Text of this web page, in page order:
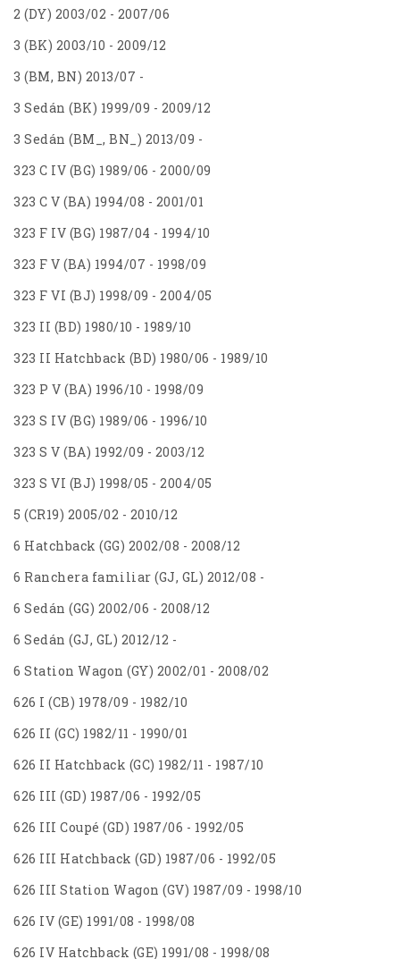
2 (DY) 2003/02 - 2007/06
3 (BK) 2003/10 - 2009/12
3 (BM, BN) 2013/07 -
3 Sedán (BK) 1999/09 - 2009/12
3 Sedán (BM_, BN_) 2013/09 -
323 C IV (BG) 1989/06 - 2000/09
323 C V (BA) 1994/08 - 2001/01
323 F IV (BG) 1987/04 - 1994/10
323 F V (BA) 1994/07 - 1998/09
323 F VI (BJ) 1998/09 - 2004/05
323 II (BD) 1980/10 - 1989/10
323 II Hatchback (BD) 1980/06 - 1989/10
323 P V (BA) 1996/10 - 1998/09
323 S IV (BG) 1989/06 - 1996/10
323 S V (BA) 1992/09 - 2003/12
323 S VI (BJ) 1998/05 - 2004/05
5 (CR19) 2005/02 - 2010/12
6 Hatchback (GG) 2002/08 - 2008/12
6 Ranchera familiar (GJ, GL) 2012/08 -
6 Sedán (GG) 2002/06 - 2008/12
6 Sedán (GJ, GL) 2012/12 -
6 Station Wagon (GY) 2002/01 - 2008/02
626 I (CB) 1978/09 - 1982/10
626 II (GC) 1982/11 - 1990/01
626 II Hatchback (GC) 1982/11 - 1987/10
626 III (GD) 1987/06 - 1992/05
626 III Coupé (GD) 1987/06 - 1992/05
626 III Hatchback (GD) 1987/06 - 1992/05
626 III Station Wagon (GV) 1987/09 - 1998/10
626 IV (GE) 1991/08 - 1998/08
626 IV Hatchback (GE) 1991/08 - 1998/08